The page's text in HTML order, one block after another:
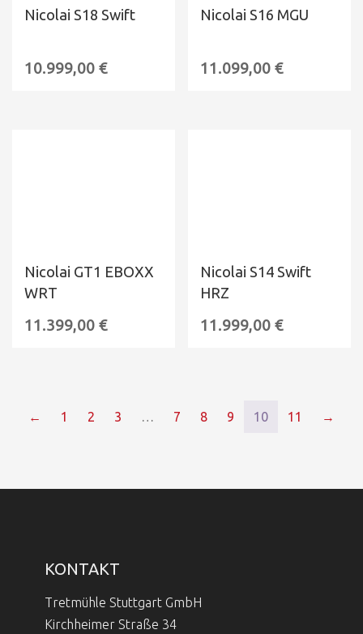
Nicolai S18 Swift
10.999,00 €
Nicolai S16 MGU
11.099,00€
Nicolai GT1 EBOXX
WRT
11.399,00 €
Nicolai S14 Swift
HRZ
11.999,00€
← 1 2 3 … 7 8 9 10 11 →
KONTAKT
Tretmühle Stuttgart GmbH
Kirchheimer Straße 34